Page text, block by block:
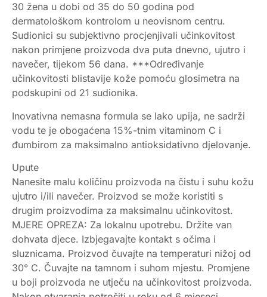
30 žena u dobi od 35 do 50 godina pod
dermatološkom kontrolom u neovisnom centru.
Sudionici su subjektivno procjenjivali učinkovitost
nakon primjene proizvoda dva puta dnevno, ujutro i
navečer, tijekom 56 dana. ***Određivanje
učinkovitosti blistavije kože pomoću glosimetra na
podskupini od 21 sudionika.
Inovativna nemasna formula se lako upija, ne sadrži
vodu te je obogaćena 15%-tnim vitaminom C i
đumbirom za maksimalno antioksidativno djelovanje.
Upute
Nanesite malu količinu proizvoda na čistu i suhu kožu
ujutro i/ili navečer. Proizvod se može koristiti s
drugim proizvodima za maksimalnu učinkovitost.
MJERE OPREZA: Za lokalnu upotrebu. Držite van
dohvata djece. Izbjegavajte kontakt s očima i
sluznicama. Proizvod čuvajte na temperaturi nižoj od
30° C. Čuvajte na tamnom i suhom mjestu. Promjene
u boji proizvoda ne utječu na učinkovitost proizvoda.